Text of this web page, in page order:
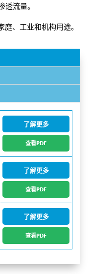
透流量。
庭、工业和机构用途。
了解更多
查看PDF
了解更多
查看PDF
了解更多
查看PDF